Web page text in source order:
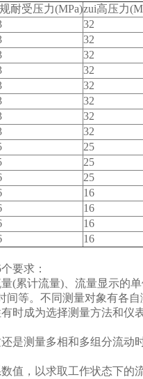
耐受压力(MPa)zui高压力
32
32
32
32
32
32
32
32
25
25
25
16
16
16
16
要求：
(累计流量)、流量显示的
等。不同测量对象有各
时成为选择测量方法和
是测量多相和多组分流
值，以求取工作状态下